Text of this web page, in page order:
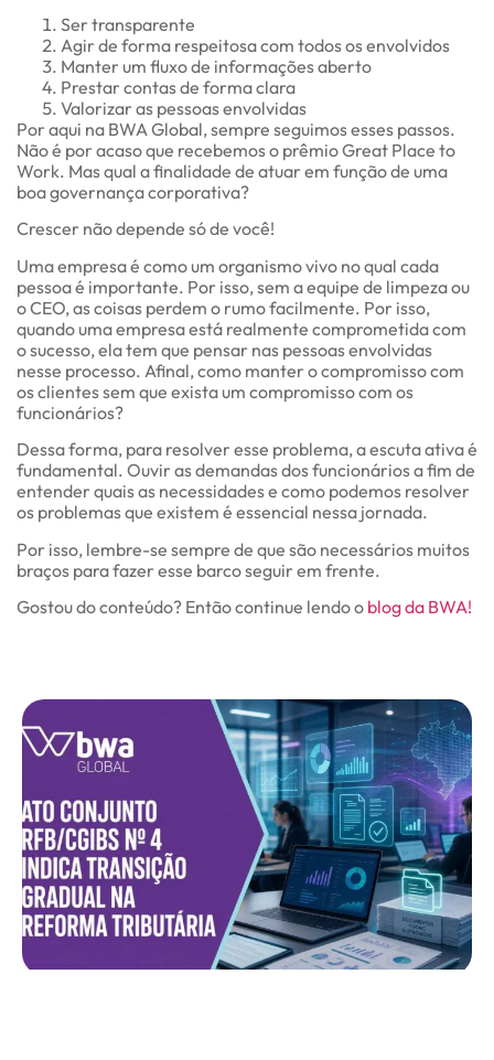
Ser transparente
Agir de forma respeitosa com todos os envolvidos
Manter um fluxo de informações aberto
Prestar contas de forma clara
Valorizar as pessoas envolvidas
Por aqui na BWA Global, sempre seguimos esses passos.
Não é por acaso que recebemos o prêmio Great Place to
Work. Mas qual a finalidade de atuar em função de uma
boa governança corporativa?
Crescer não depende só de você!
Uma empresa é como um organismo vivo no qual cada
pessoa é importante. Por isso, sem a equipe de limpeza ou
o CEO, as coisas perdem o rumo facilmente. Por isso,
quando uma empresa está realmente comprometida com
o sucesso, ela tem que pensar nas pessoas envolvidas
nesse processo. Afinal, como manter o compromisso com
os clientes sem que exista um compromisso com os
funcionários?
Dessa forma, para resolver esse problema, a escuta ativa é
fundamental. Ouvir as demandas dos funcionários a fim de
entender quais as necessidades e como podemos resolver
os problemas que existem é essencial nessa jornada.
Por isso, lembre-se sempre de que são necessários muitos
braços para fazer esse barco seguir em frente.
Gostou do conteúdo? Então continue lendo o blog da BWA!